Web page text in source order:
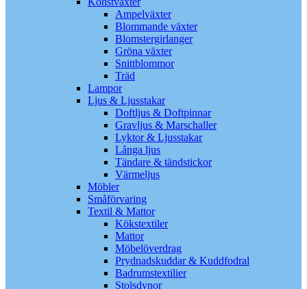
Ampelväxter
Blommande växter
Blomstergirlanger
Gröna växter
Snittblommor
Träd
Lampor
Ljus & Ljusstakar
Doftljus & Doftpinnar
Gravljus & Marschaller
Lyktor & Ljusstakar
Långa ljus
Tändare & tändstickor
Värmeljus
Möbler
Småförvaring
Textil & Mattor
Kökstextiler
Mattor
Möbelöverdrag
Prydnadskuddar & Kuddfodral
Badrumstextilier
Stolsdynor